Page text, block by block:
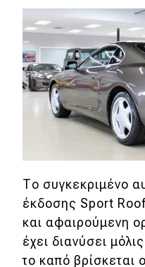
Δοκιμή
Αποστολή
Συγκρίνουμε
WRC
Motorsport
Το συγκεκριμένο
έκδοσης Sport
και αφαιρούμενη
έχει διανύσει
το καπό βρίσκεται